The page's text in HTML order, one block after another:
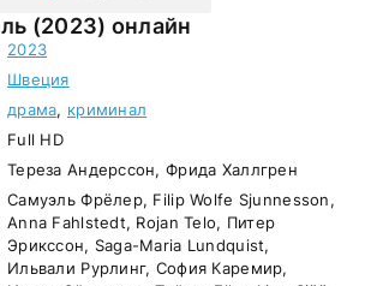
Пляжный отель (2023) онлайн
2023
Швеция
драма, криминал
Full HD
Тереза Андерссон, Фрида Халлгрен
Самуэль Фрёлер, Filip Wolfe Sjunnesson,
Anna Fahlstedt, Rojan Telo, Питер
Эрикссон, Saga-Maria Lundquist,
Ильвали Рурлинг, София Каремир,